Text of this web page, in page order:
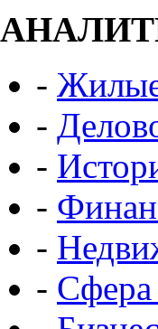
-
-
-
-
-
-